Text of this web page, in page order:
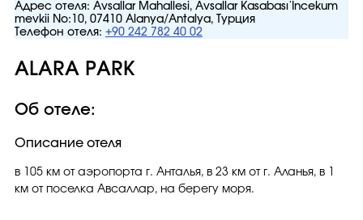
Адрес отеля: Avsallar Mahallesi, Avsallar Kasabası İncekum
mevkii No:10, 07410 Alanya/Antalya, Турция
Телефон отеля: +90 242 782 40 02
ALARA PARK
Об отеле:
Описание отеля
в 105 км от аэропорта г. Анталья, в 23 км от г. Аланья, в 1
км от поселка Авсаллар, на берегу моря.